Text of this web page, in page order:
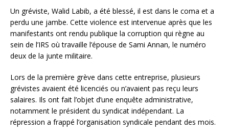
Un gréviste, Walid Labib, a été blessé, il est dans le coma et a
perdu une jambe. Cette violence est intervenue après que les
manifestants ont rendu publique la corruption qui règne au
sein de l’IRS où travaille l’épouse de Sami Annan, le numéro
deux de la junte militaire.
Lors de la première grève dans cette entreprise, plusieurs
grévistes avaient été licenciés ou n’avaient pas reçu leurs
salaires. Ils ont fait l’objet d’une enquête administrative,
notamment le président du syndicat indépendant. La
répression a frappé l’organisation syndicale pendant des mois.